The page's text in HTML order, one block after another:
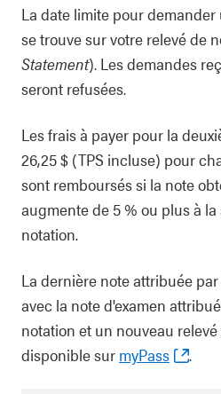
La date limite pour
se trouve sur votre relevé de
Statement). Les demandes
seront refusées.
Les frais à payer pour la
26,25 $ (TPS incluse) pour
sont remboursés si la note
augmente de 5 % ou plus à
notation.
La dernière note attribuée
avec la note d'examen
notation et un nouveau
disponible sur myPass .